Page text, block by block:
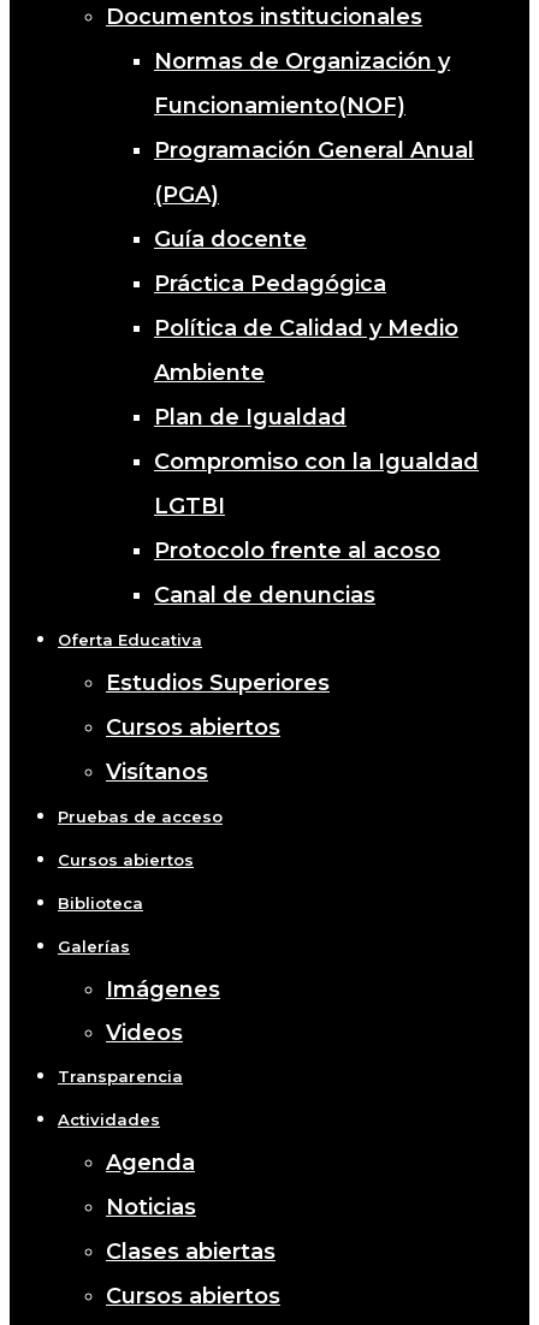
Documentos institucionales
Normas de Organización y
Funcionamiento(NOF)
Programación General Anual
(PGA)
Guía docente
Práctica Pedagógica
Política de Calidad y Medio
Ambiente
Plan de Igualdad
Compromiso con la Igualdad
LGTBI
Protocolo frente al acoso
Canal de denuncias
Oferta Educativa
Estudios Superiores
Cursos abiertos
Visítanos
Pruebas de acceso
Cursos abiertos
Biblioteca
Galerías
Imágenes
Videos
Transparencia
Actividades
Agenda
Noticias
Clases abiertas
Cursos abiertos